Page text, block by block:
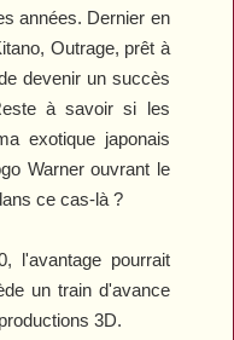
années. Dernier en
Outrage, prêt à
devenir un succès
à savoir si les
exotique japonais
Warner ouvrant le
ce cas-là ?
l'avantage pourrait
un train d'avance
3D.